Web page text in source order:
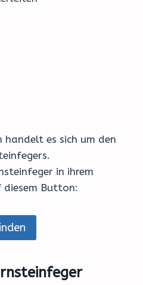
es sich um den
in ihrem
Button: